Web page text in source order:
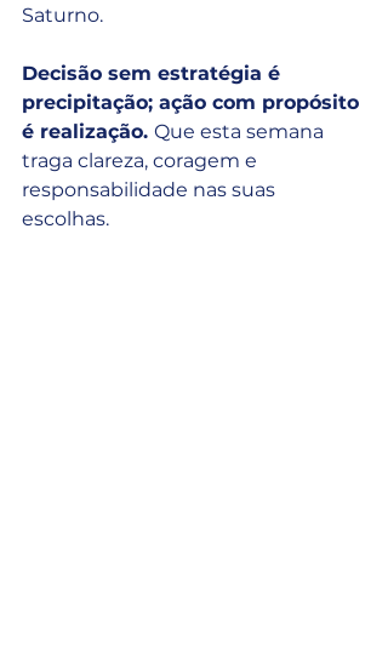
Saturno.
Decisão sem estratégia é
precipitação; ação com propósito
é realização. Que esta semana
traga clareza, coragem e
responsabilidade nas suas
escolhas.